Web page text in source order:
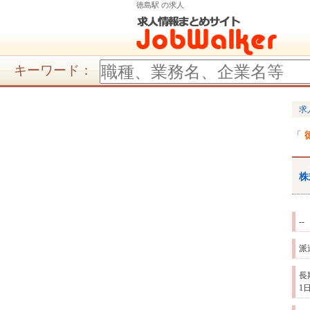
徳島駅 の求人
キーワード：
求
--
派
長
1